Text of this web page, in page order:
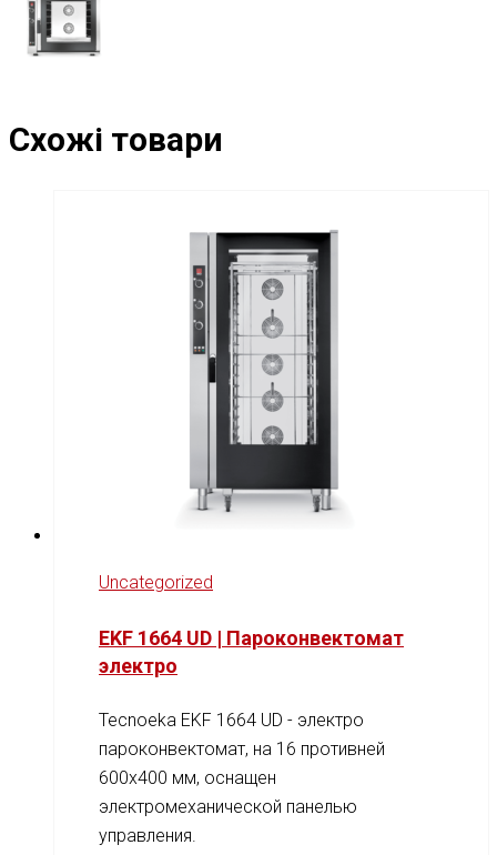
Схожі товари
Uncategorized
EKF 1664 UD | Пароконвектомат
электро
Tecnoeka EKF 1664 UD - электро
пароконвектомат, на 16 противней
600x400 мм, оснащен
электромеханической панелью
управления.